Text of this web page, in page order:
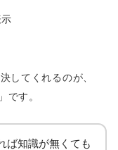
してくれるのが、
です。
ば知識が無くても